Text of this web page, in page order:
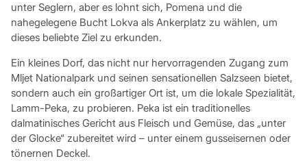
unter Seglern, aber es lohnt sich, Pomena und die
nahegelegene Bucht Lokva als Ankerplatz zu wählen, um
dieses beliebte Ziel zu erkunden.
Ein kleines Dorf, das nicht nur hervorragenden Zugang zum
Mljet Nationalpark und seinen sensationellen Salzseen bietet,
sondern auch ein großartiger Ort ist, um die lokale Spezialität,
Lamm-Peka, zu probieren. Peka ist ein traditionelles
dalmatinisches Gericht aus Fleisch und Gemüse, das „unter
der Glocke“ zubereitet wird – unter einem gusseisernen oder
tönernen Deckel.